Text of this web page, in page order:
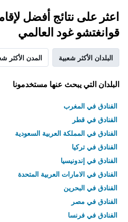
اعثر على نتائج أفضل
قوانغتشو غود العالمي
البلدان الأكثر شعبية المدن الأكثر
البلدان التي يبحث عنها مستخدمونا
الفنادق في المغرب
الفنادق في قطر
الفنادق في المملكة العربية السعودية
الفنادق في تركيا
الفنادق في إندونيسيا
الفنادق في الامارات العربية المتحدة
الفنادق في البحرين
الفنادق في مصر
الفنادق في فرنسا